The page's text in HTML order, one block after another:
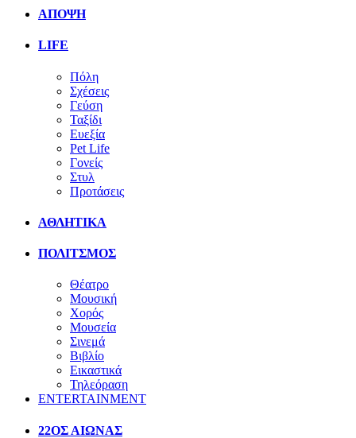
ΑΠΟΨΗ
LIFE
Πόλη
Σχέσεις
Γεύση
Ταξίδι
Ευεξία
Pet Life
Γονείς
Στυλ
Προτάσεις
ΑΘΛΗΤΙΚΑ
ΠΟΛΙΤΣΜΟΣ
Θέατρο
Μουσική
Χορός
Μουσεία
Σινεμά
Βιβλίο
Εικαστικά
Τηλεόραση
ENTERTAINMENT
22ΟΣ ΑΙΩΝΑΣ